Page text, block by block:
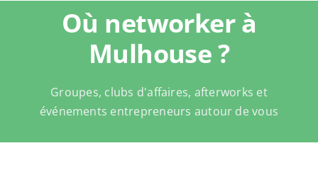
Où networker à
Mulhouse ?
Groupes, clubs d'affaires, afterworks et
événements entrepreneurs autour de vous